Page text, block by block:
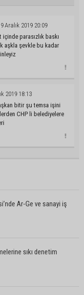
Aralık 2019 20:09
parasızlık baskı
aşkla şevkle bu kadar
2019 18:13
bitir şu temsa işini
CHP li belediyelere
Ar-Ge ve sanayi iş
sıkı denetim